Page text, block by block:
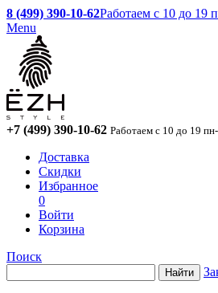
8 (499) 390-10-62Работаем с 10 до 19
Menu
+7 (499) 390-10-62 Работаем с 10 до 19
Доставка
Скидки
Избранное
0
Войти
Корзина
Поиск